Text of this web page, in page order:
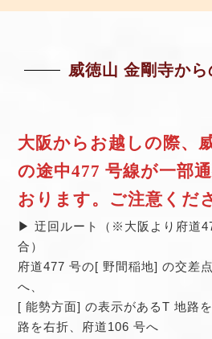
威徳山 金剛寺か
⼤阪からお越しの際、
の途中477 号線が⼀部
おります。ご注意くだ
▶ 迂回ルート（※⼤阪より府道
合）
府道477 号の[ 野間稲地] の交差
へ、
[ 能勢⽅⾯] の表⽰があるT 地路
路を右折、府道106 号へ